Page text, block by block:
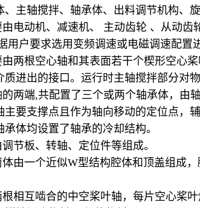
主轴搅拌、轴承体、出料调节机构、
电动机、减速机、 主动齿轮 、从动
用户要求选用变频调速或电磁调速配置
两根空心轴和其表面若干个楔形空心
进出的接口。运行时主轴搅拌部分对
两端,共配置了三个或两个轴承体，由
主要支撑点且作为轴向移动的定位点，
体均设置了轴承的冷却结构。
节板、转轴、定位件等组成。
由一个近似W型结构腔体和顶盖组成
相互啮合的中空桨叶轴，每片空心桨